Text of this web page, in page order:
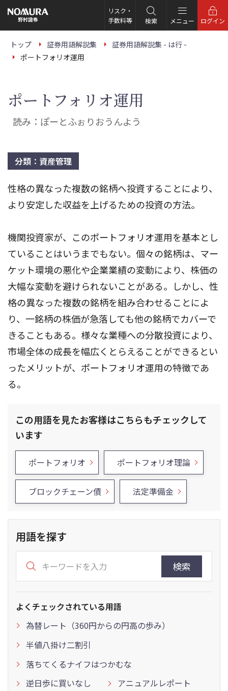
の
ー
リスク・
手数料等
検索 メニュー ログイン
トップ 証券用語解説集
証券用語解説集 - は行 -
ポートフォリオ運用
ポートフォリオ運用
読み：ぽーとふぉりおうんよう
分類：資産管理
性格の異なった複数の銘柄へ投資することにより、
より安定した収益を上げるための投資の方法。
機関投資家が、このポートフォリオ運用を基本とし
ていることはいうまでもない。個々の銘柄は、マー
ケット環境の悪化や企業業績の変動により、株価の
大幅な変動を避けられないことがある。しかし、性
格の異なった複数の銘柄を組み合わせることによ
り、一銘柄の株価が急落しても他の銘柄でカバーで
きることもある。様々な業種への分散投資により、
市場全体の成長を幅広くとらえることができるとい
ったメリットが、ポートフォリオ運用の特徴であ
る。
この用語を見たお客様はこちらもチェックして
います
ポートフォリオ ポートフォリオ理論
ブロックチェーン債 法定準備金
用語を探す
検索
よくチェックされている用語
為替レート（360円からの円高の歩み）
半値八掛け二割引
落ちてくるナイフはつかむな
逆日歩に買いなし
アニュアルレポート